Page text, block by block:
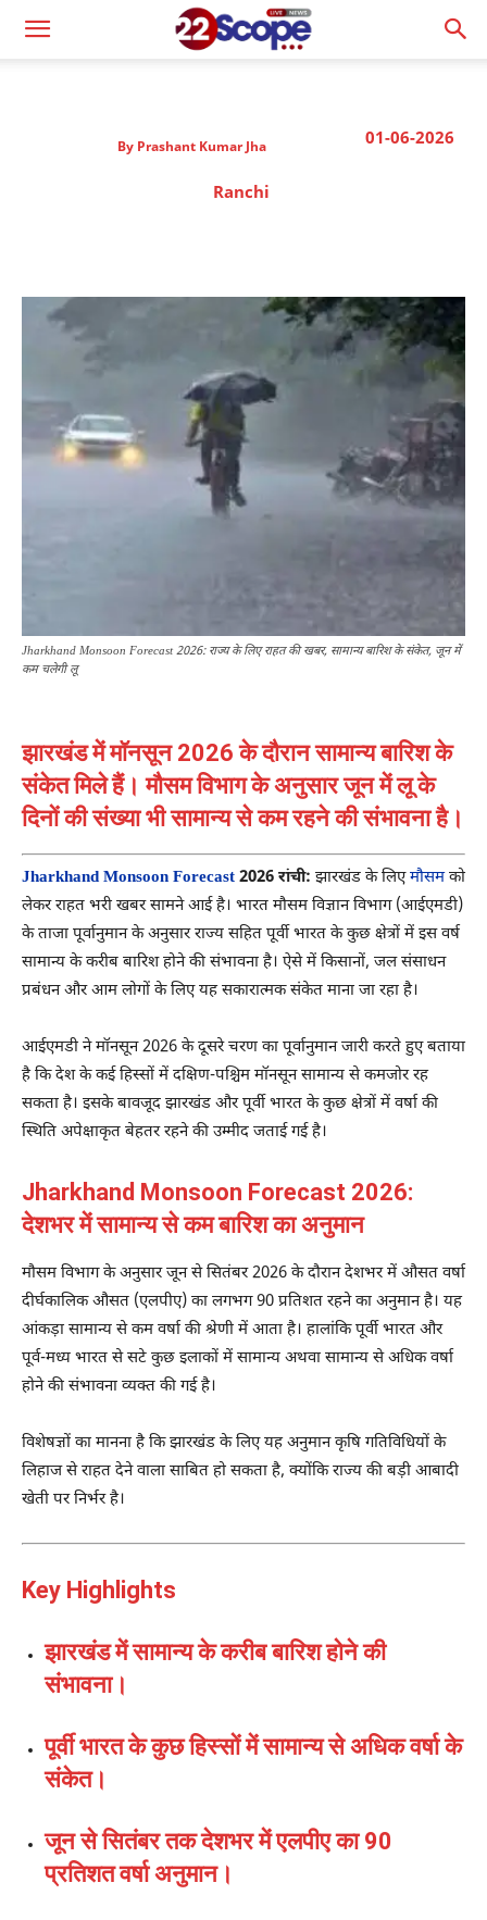
01-06-2026
By Prashant Kumar Jha
Ranchi
Jharkhand Monsoon Forecast 2026: राज्य के लिए राहत की खबर, सामान्य बारिश के संकेत, जून में
कम चलेगी लू
झारखंड में मॉनसून 2026 के दौरान सामान्य बारिश के
संकेत मिले हैं। मौसम विभाग के अनुसार जून में लू के
दिनों की संख्या भी सामान्य से कम रहने की संभावना है।
Jharkhand Monsoon Forecast 2026 रांची: झारखंड के लिएमौसमको
लेकर राहत भरी खबर सामने आई है। भारत मौसम विज्ञान विभाग (आईएमडी)
के ताजा पूर्वानुमान के अनुसार राज्य सहित पूर्वी भारत के कुछ क्षेत्रों में इस वर्ष
सामान्य के करीब बारिश होने की संभावना है। ऐसे में किसानों, जल संसाधन
प्रबंधन और आम लोगों के लिए यह सकारात्मक संकेत माना जा रहा है।
आईएमडी ने मॉनसून 2026 के दूसरे चरण का पूर्वानुमान जारी करते हुए बताया
है कि देश के कई हिस्सों में दक्षिण-पश्चिम मॉनसून सामान्य से कमजोर रह
सकता है। इसके बावजूद झारखंड और पूर्वी भारत के कुछ क्षेत्रों में वर्षा की
स्थिति अपेक्षाकृत बेहतर रहने की उम्मीद जताई गई है।
Jharkhand Monsoon Forecast 2026:
देशभर में सामान्य से कम बारिश का अनुमान
मौसम विभाग के अनुसार जून से सितंबर 2026 के दौरान देशभर में औसत वर्षा
दीर्घकालिक औसत (एलपीए) का लगभग 90 प्रतिशत रहने का अनुमान है। यह
आंकड़ा सामान्य से कम वर्षा की श्रेणी में आता है। हालांकि पूर्वी भारत और
पूर्व-मध्य भारत से सटे कुछ इलाकों में सामान्य अथवा सामान्य से अधिक वर्षा
होने की संभावना व्यक्त की गई है।
विशेषज्ञों का मानना है कि झारखंड के लिए यह अनुमान कृषि गतिविधियों के
लिहाज से राहत देने वाला साबित हो सकता है, क्योंकि राज्य की बड़ी आबादी
खेती पर निर्भर है।
Key Highlights
झारखंड में सामान्य के करीब बारिश होने की
संभावना।
पूर्वी भारत के कुछ हिस्सों में सामान्य से अधिक वर्षा के
संकेत।
जून से सितंबर तक देशभर में एलपीए का 90
प्रतिशत वर्षा अनुमान।